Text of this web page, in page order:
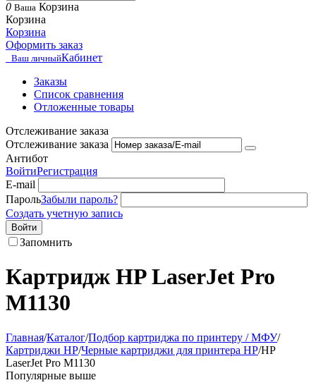
0 Ваша Корзина
Корзина
Корзина
Оформить заказ
Ваш личныйКабинет
Заказы
Список сравнения
Отложенные товары
Отслеживание заказа
Отслеживание заказа
Антибот
ВойтиРегистрация
E-mail
ПарольЗабыли пароль?
Создать учетную запись
Войти
Запомнить
Картридж HP LaserJet Pro
M1130
Главная/Каталог/Подбор картриджа по принтеру / МФУ/
Картриджи HP/Черные картриджи для принтера HP/HP
LaserJet Pro M1130
Популярные выше